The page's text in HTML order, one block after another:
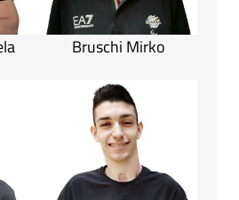
Bruschi Mirko